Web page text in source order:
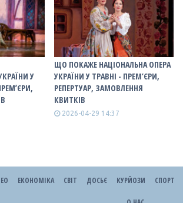
У
ЩО ПОКАЖЕ НАЦІОНАЛЬНА ОПЕРА
УКРАЇНИ У ТРАВНІ - ПРЕМ’ЄРИ,
РЕПЕРТУАР, ЗАМОВЛЕННЯ
КВИТКІВ
2026-04-29 14:37
ЕКОНОМІКА СВІТ ДОСЬЄ КУРЙОЗИ СПОРТ